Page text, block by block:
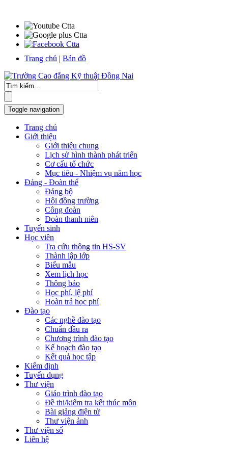
Trang chủ | Bản đồ
Toggle navigation
Trang chủ
Giới thiệu
Giới thiệu chung
Lịch sử hình thành phát triển
Cơ cấu tổ chức
Mục tiêu - Nhiệm vụ năm học
Đảng - Đoàn thể
Đảng bộ
Hội đồng trường
Công đoàn
Đoàn thanh niên
Tuyển sinh
Học viên
Tra cứu thông tin HS-SV
Thành lập lớp
Biểu mẫu
Xem lịch học
Thông báo
Học phí, lệ phí
Hoàn trả học phí
Đào tạo
Các nghề đào tạo
Chuẩn đầu ra
Chương trình đào tạo
Kế hoạch đào tạo
Kết quả học tập
Kiểm định
Tuyển dụng
Thư viện
Giáo trình đào tạo
Đề thi/kiểm tra kết thúc môn
Bài giảng điện tử
Thư viện ảnh
Thư viện số
Liên hệ